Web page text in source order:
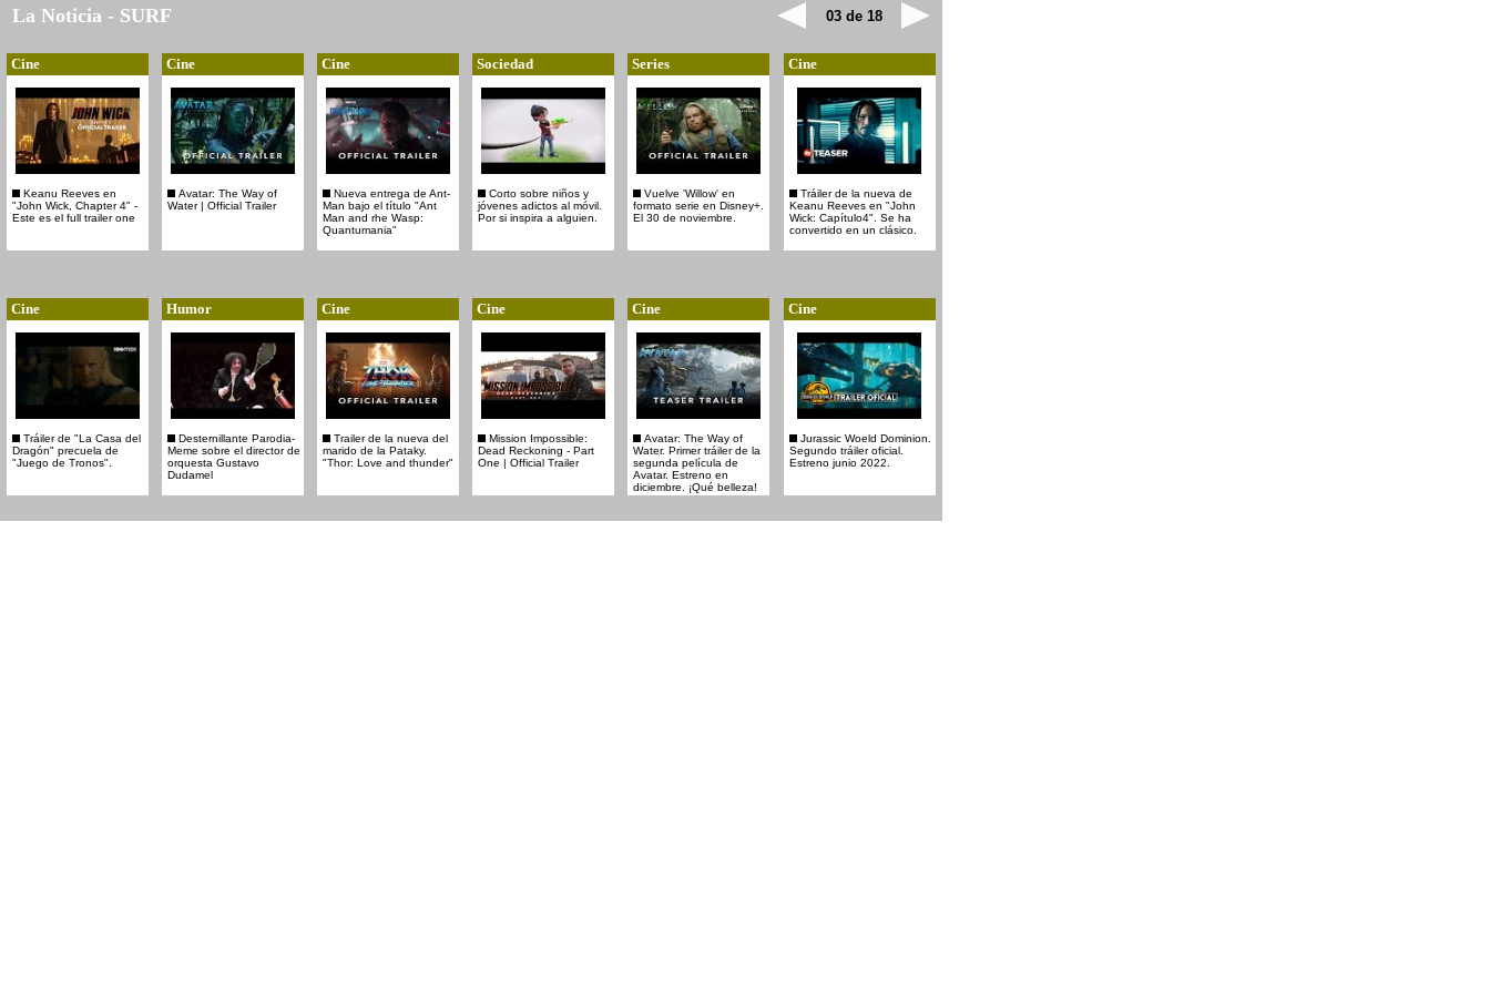
La Noticia - SURF 03 de 18
Cine
Keanu Reeves en
"John Wick, Chapter 4" -
Este es el full trailer one
Cine
Avatar: The Way of
Water | Official Trailer
Cine
Nueva entrega de Ant-
Man bajo el título "Ant
Man and rhe Wasp:
Quantumania"
Sociedad
Corto sobre niños y
jóvenes adictos al móvil.
Por si inspira a alguien.
Series
Vuelve 'Willow' en
formato serie en Disney+.
El 30 de noviembre.
Cine
Tráiler de la nueva de
Keanu Reeves en "John
Wick: Capítulo4". Se ha
convertido en un clásico.
Cine
Tráiler de "La Casa del
Dragón" precuela de
"Juego de Tronos".
Humor
Desternillante Parodia-
Meme sobre el director de
orquesta Gustavo
Dudamel
Cine
Trailer de la nueva del
marido de la Pataky.
"Thor: Love and thunder"
Cine
Mission Impossible:
Dead Reckoning - Part
One | Official Trailer
Cine
Avatar: The Way of
Water. Primer tráiler de la
segunda película de
Avatar. Estreno en
diciembre. ¡Qué belleza!
Cine
Jurassic Woeld Dominion.
Segundo tráiler oficial.
Estreno junio 2022.